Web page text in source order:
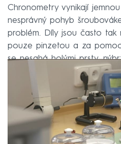
Chronometry vynikají
nesprávný pohyb
problém. Díly jsou často
pouze pinzetou a za
se nesahá holými prsty,